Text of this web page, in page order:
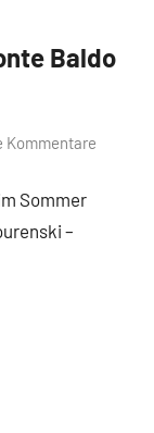
Baldo
Kommentare
Sommer
–